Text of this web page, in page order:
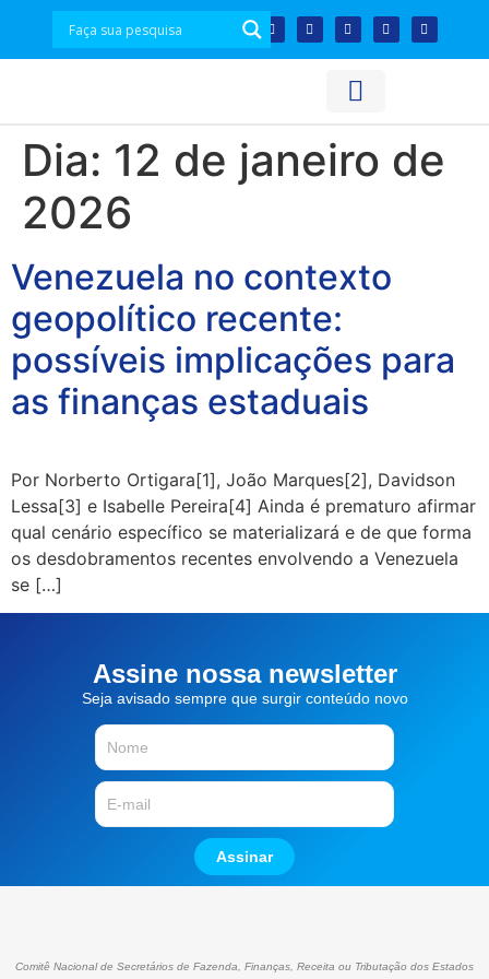
Dia: 12 de janeiro de
2026
Venezuela no contexto
geopolítico recente:
possíveis implicações para
as finanças estaduais
Por Norberto Ortigara[1], João Marques[2], Davidson
Lessa[3] e Isabelle Pereira[4] Ainda é prematuro afirmar
qual cenário específico se materializará e de que forma
os desdobramentos recentes envolvendo a Venezuela
se […]
Assine nossa newsletter
Seja avisado sempre que surgir conteúdo novo
Assinar
Comitê Nacional de Secretários de Fazenda, Finanças, Receita ou Tributação dos Estados